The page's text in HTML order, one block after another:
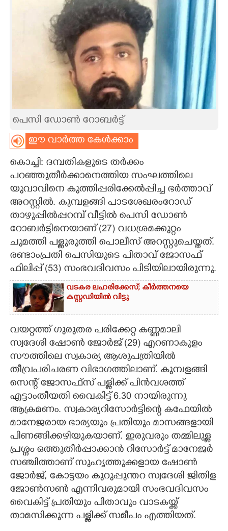
CARTOONS
CONTACT US
പെസി ഡോൺ റോബർട്ട്
ഈ വാർത്ത കേൾക്കാം
കൊച്ചി: ദമ്പതികളുടെ തർക്കം
പറഞ്ഞുതീർക്കാനെത്തിയ സംഘത്തിലെ
യുവാവിനെ കുത്തിപ്പരിക്കേൽപ്പിച്ച ഭർത്താവ്
അറസ്റ്റിൽ. കുമ്പളങ്ങി പാടശേഖരംറോഡ്
താഴുപ്പിൽപ്പറമ്പ് വീട്ടിൽ പെസി ഡോൺ
റോബർട്ടിനെയാണ് (27) വധശ്രമക്കുറ്റം
ചുമത്തി പള്ളുരുത്തി പൊലീസ് അറസ്റ്റുചെയ്തത്.
രണ്ടാംപ്രതി പെസിയുടെ പിതാവ് ജോസഫ്
ഫിലിപ്പ് (53) സംഭവദിവസം പിടിയിലായിരുന്നു.
വടകര ലഹരിക്കേസ്; കീർത്തനയെ
കസ്റ്റഡിയിൽ വിട്ടു
വയറ്റത്ത് ഗുരുതര പരിക്കേറ്റ കണ്ണമാലി
സ്വദേശി ഷോൺ ജോർജ് (29) എറണാകുളം
സൗത്തിലെ സ്വകാര്യ ആശുപത്രിയിൽ
തീവ്രപരിചരണ വിഭാഗത്തിലാണ്. കുമ്പളങ്ങി
സെന്റ് ജോസഫ്സ് പള്ളിക്ക് പിൻവശത്ത്
എട്ടാംതീയതി​ വൈകിട്ട് 6.30 നായിരുന്നു
ആക്രമണം. സ്വകാര്യറിസോർട്ടിന്റെ കഫേയിൽ
മാനേജരായ ഭാര്യയും പ്രതിയും മാസങ്ങളായി
പിണങ്ങിക്കഴിയുകയാണ്. ഇരുവരും തമ്മിലുള്ള
പ്രശ്നം ഒത്തുതീർപ്പാക്കാൻ റിസോർട്ട് മാനേജർ
സഞ്ചിത്താണ് സുഹൃത്തുക്കളായ ഷോൺ
ജോർജ്, കോട്ടയം കുറുപ്പുന്തറ സ്വദേശി ജിതിള
ജോൺസൺ എന്നിവരുമായി സംഭവദിവസം
വൈകിട്ട് പ്രതിയും പിതാവും വാടകയ്ക്ക്
താമസിക്കുന്ന പള്ളിക്ക് സമീപം എത്തിയത്.